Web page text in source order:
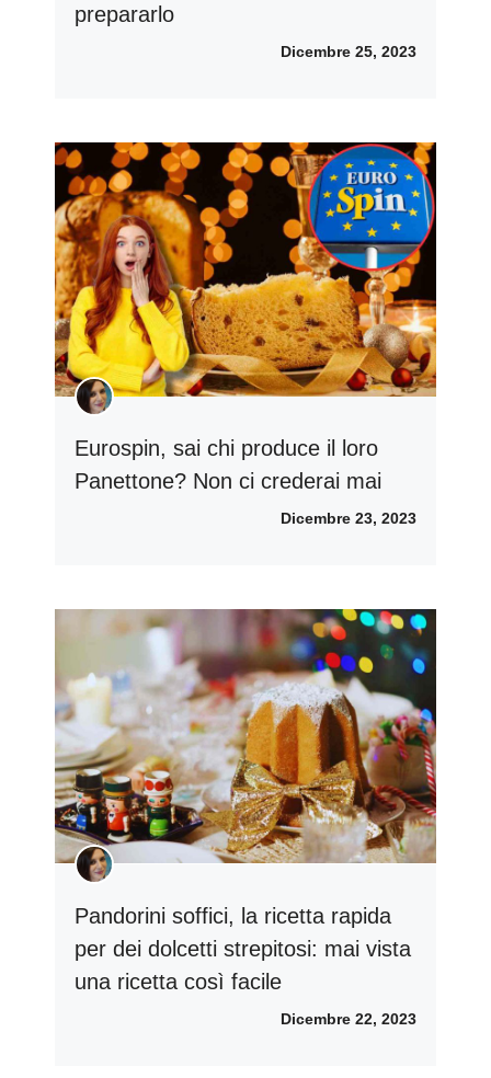
prepararlo
Dicembre 25, 2023
Eurospin, sai chi produce il loro
Panettone? Non ci crederai mai
Dicembre 23, 2023
Pandorini soffici, la ricetta rapida
per dei dolcetti strepitosi: mai vista
una ricetta così facile
Dicembre 22, 2023